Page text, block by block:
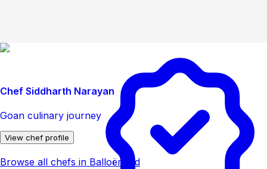
Chef Siddharth Narayan
Goan culinary journey
View chef profile
Browse all chefs in Balloërveld